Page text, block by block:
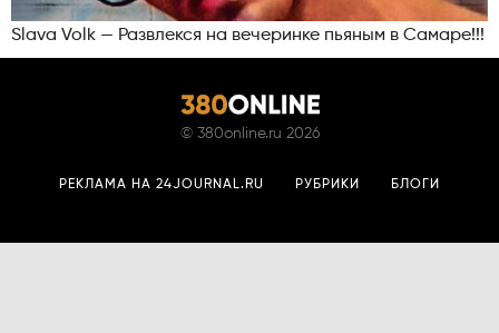
Slava Volk — Развлекся на вечеринке пьяным в Самаре!!!
© 380online.ru 2026
РЕКЛАМА НА 24JOURNAL.RU РУБРИКИ БЛОГИ